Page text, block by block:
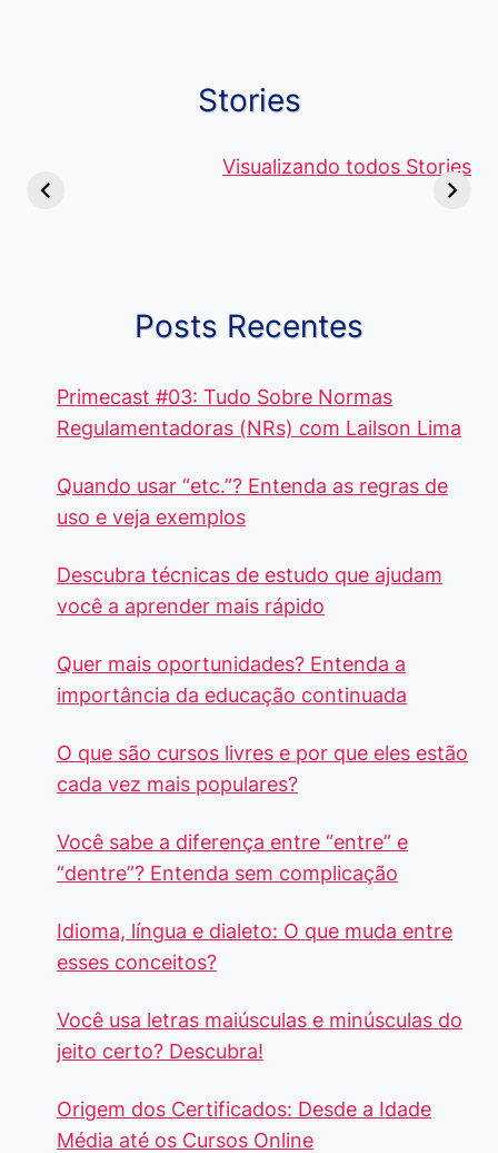
Stories
Visualizando todos Stories
Diferença e
de 5 Centavos
Curso de
Pacote
Posts Recentes
Primecast #03: Tudo Sobre Normas
Regulamentadoras (NRs) com Lailson Lima
Quando usar “etc.”? Entenda as regras de
uso e veja exemplos
Descubra técnicas de estudo que ajudam
você a aprender mais rápido
Quer mais oportunidades? Entenda a
importância da educação continuada
O que são cursos livres e por que eles estão
cada vez mais populares?
Você sabe a diferença entre “entre” e
“dentre”? Entenda sem complicação
Idioma, língua e dialeto: O que muda entre
esses conceitos?
Você usa letras maiúsculas e minúsculas do
jeito certo? Descubra!
Origem dos Certificados: Desde a Idade
Média até os Cursos Online